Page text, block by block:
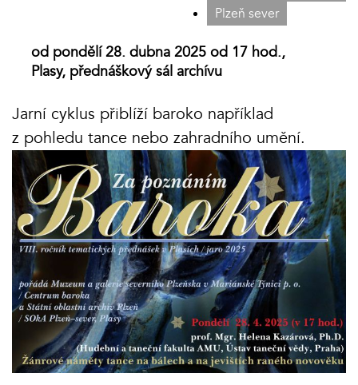
Plzeň sever
od pondělí 28. dubna 2025 od 17 hod.,
Plasy, přednáškový sál archívu
Jarní cyklus přiblíží baroko například
z pohledu tance nebo zahradního umění.